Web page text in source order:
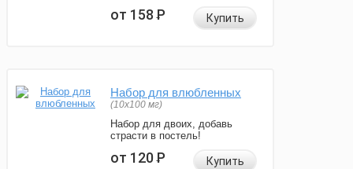
от 158Р Купить
Набор для влюбленных
(10х100 мг)
Набор для двоих, добавь
страсти в постель!
от 120Р Купить